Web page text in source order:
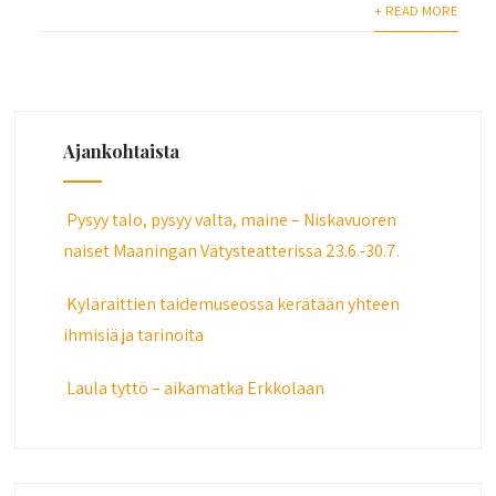
+ READ MORE
Ajankohtaista
Pysyy talo, pysyy valta, maine – Niskavuoren
naiset Maaningan Vätysteatterissa 23.6.-30.7.
Kyläraittien taidemuseossa kerätään yhteen
ihmisiä ja tarinoita
Laula tyttö – aikamatka Erkkolaan